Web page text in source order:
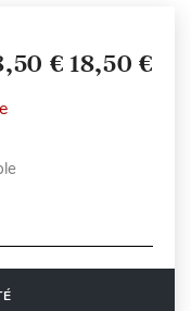
€ 18,50 €